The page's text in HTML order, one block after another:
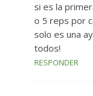
si es la
o 5 reps por
solo es una
todos!
RESPONDER